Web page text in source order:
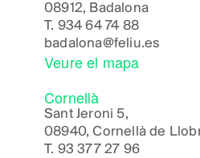
08912, Badalona
T. 934 64 74 88
badalona@feliu.es
Veure el mapa
Cornellà
Sant Jeroni 5,
08940, Cornellà de
T. 93 377 27 96